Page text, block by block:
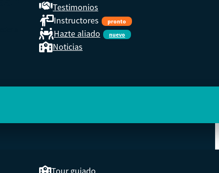
Testimonios
Instructores
pronto
Hazte aliado nuevo
Noticias
Tour guiado